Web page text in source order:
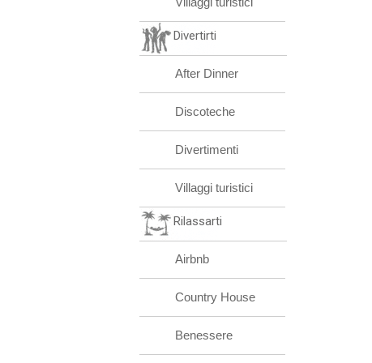
Divertirti
After Dinner
Discoteche
Divertimenti
Villaggi turistici
Rilassarti
Airbnb
Country House
Benessere